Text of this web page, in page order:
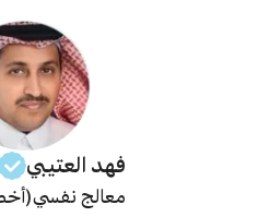
فهد العتيبي
معالج نفسي